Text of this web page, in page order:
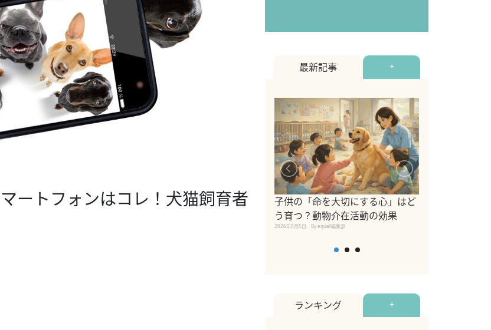
ートフォンはコレ！犬猫飼育者
最新記事 +
子供の「命を大切にする心」はど
う育つ？動物介在活動の効果
2026年8月5日 By equall編集部
ランキング +